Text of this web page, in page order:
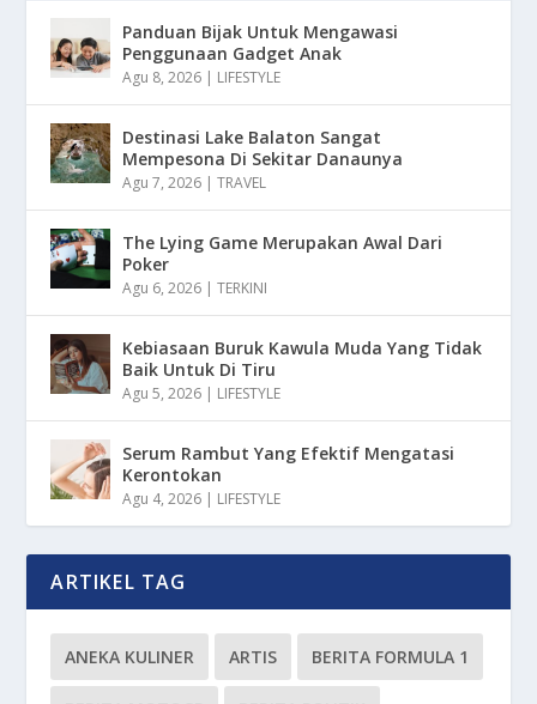
Panduan Bijak Untuk Mengawasi
Penggunaan Gadget Anak
Agu 8, 2026 | LIFESTYLE
Destinasi Lake Balaton Sangat
Mempesona Di Sekitar Danaunya
Agu 7, 2026 |TRAVEL
The Lying Game Merupakan Awal Dari
Poker
Agu 6, 2026 |TERKINI
Kebiasaan Buruk Kawula Muda Yang Tidak
Baik Untuk Di Tiru
Agu 5, 2026 | LIFESTYLE
Serum Rambut Yang Efektif Mengatasi
Kerontokan
Agu 4, 2026 | LIFESTYLE
ARTIKEL TAG
ANEKA KULINER ARTIS BERITA FORMULA 1